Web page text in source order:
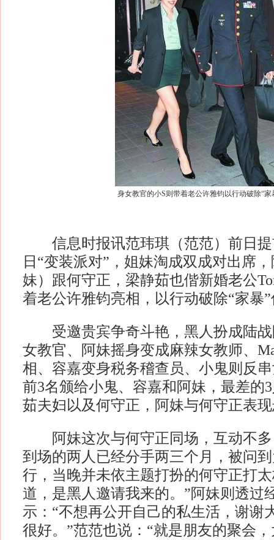
身女教官的小S则带着老公许雅钧以行动破除“家
信息时报讯范玮琪（范范）前日提
日“变装派对”，姐妹淘成双成对出席
妹）跟何守正，梁静茹也偕新婚老公
着老公许雅钧亮相，以行动破除“家暴
受邀贵宾争奇斗艳，黑人扮成陆战
女教官、阿妹摇身变成麻辣女教师、
相、容嘉变身税务稽查员、小鬼则反
前3名颁给小鬼、容嘉和阿妹，最差的
茹夫妇以及何守正，阿妹与何守正表
阿妹这次与何守正同场，互动不多
到场的两人已经分手两三个月，被问
行，当晚并未依主题打扮的何守正打
道，是黑人邀请我来的。”阿妹则透过
示：“不想再公开自己的私生活，谢谢
很好。”范范也说：“就是朋友的聚会